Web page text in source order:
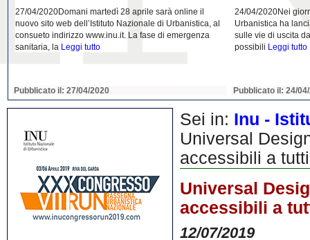
22/04/2020L'Istituto Nazionale di Urbanistica (INU) e
l’Associazione italiana di architettura del paesaggio
(AIAPP) in occasione della Giornata Mondiale della
Terra 2020Leggi tutto
Pubblicato il: 22/04/2020
21/04/
riflessione da parte
Domenico Moccia.
dell'architettura
Pubblicato il: 22/
Sei in: Inu -
Universal
accessibili a tutti
Universal
accessibili a
12/07/2019